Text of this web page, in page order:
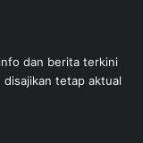
dan berita terkini
tetap aktual